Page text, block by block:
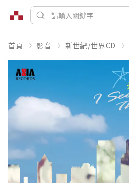
首頁 影音 新世紀/世界CD